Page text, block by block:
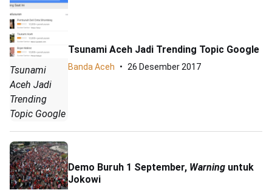
Tsunami
Aceh Jadi
Trending
Topic Google
Tsunami Aceh Jadi Trending Topic Google
Banda Aceh 26 Desember 2017
Demo Buruh 1 September, Warning untuk
Jokowi